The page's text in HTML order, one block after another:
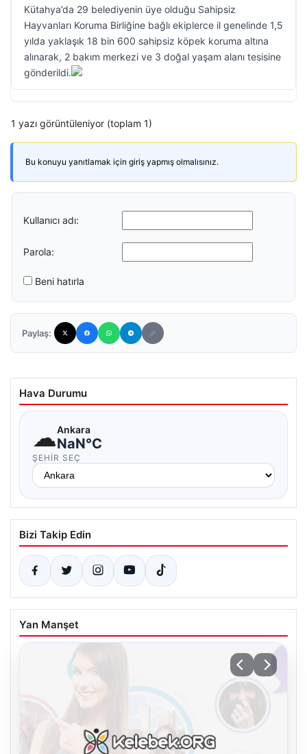
Kütahya’da 29 belediyenin üye olduğu Sahipsiz
Hayvanları Koruma Birliğine bağlı ekiplerce il genelinde 1,5
yılda yaklaşık 18 bin 600 sahipsiz köpek koruma altına
alınarak, 2 bakım merkezi ve 3 doğal yaşam alanı tesisine
gönderildi.
1 yazı görüntüleniyor (toplam 1)
Bu konuyu yanıtlamak için giriş yapmış olmalısınız.
Kullanıcı adı:
Parola:
Beni hatırla
Paylaş:
Hava Durumu
☁Ankara
NaN°C
ŞEHIR SEÇ
Bizi Takip Edin
Yan Manşet